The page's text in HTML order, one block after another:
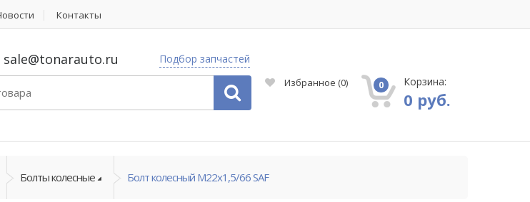
Контакты
sale@tonarauto.ru Подбор запчастей
Избранное (0) 0 Корзина:
0 руб.
Болты колесные Болт колесный М22x1,5/66 SAF